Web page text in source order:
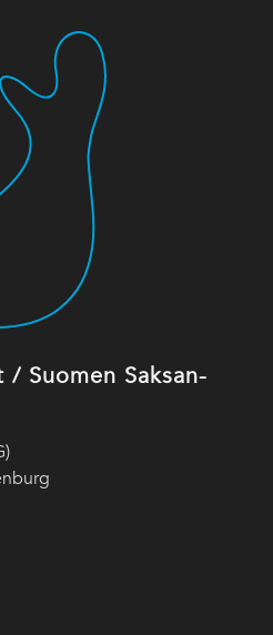
Suomen Saksan-